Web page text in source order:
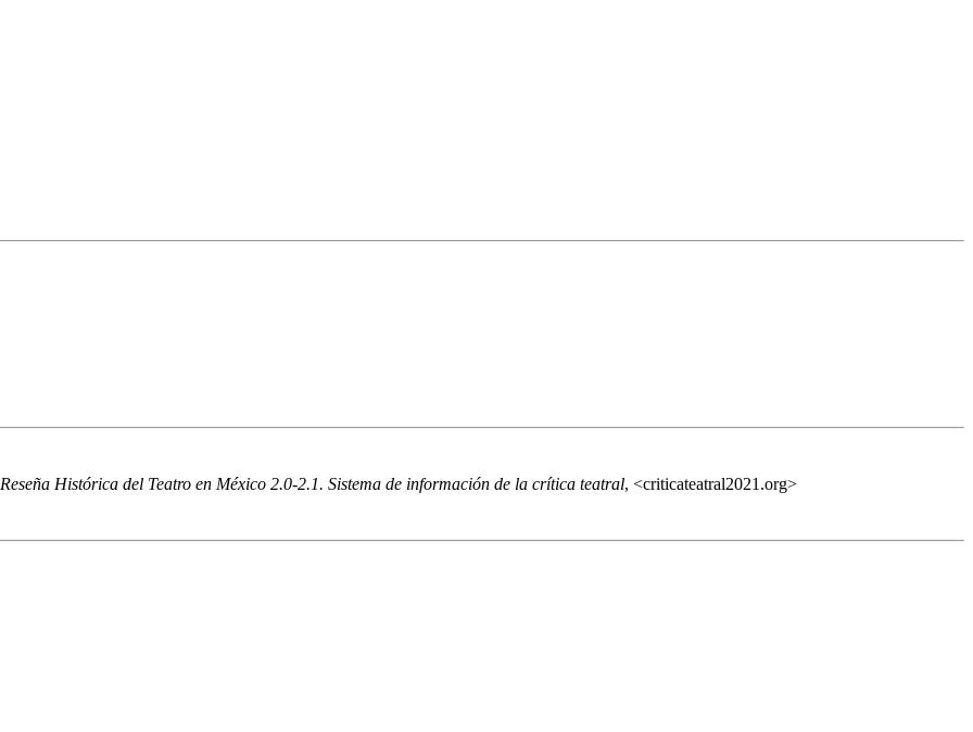
Reseña Histórica del Teatro en México 2.0-2.1. Sistema de información de la crítica teatral, <criticateatral2021.org>